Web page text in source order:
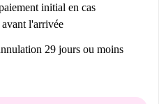
initial en cas
l'arrivée
29 jours ou moins